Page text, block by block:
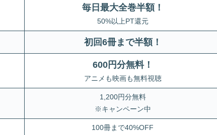
毎日最大全巻半額！
50%以上PT還元
初回6冊まで半額！
600円分無料！
アニメも映画も無料視聴
1,200円分無料
※キャンペーン中
100冊まで40%OFF